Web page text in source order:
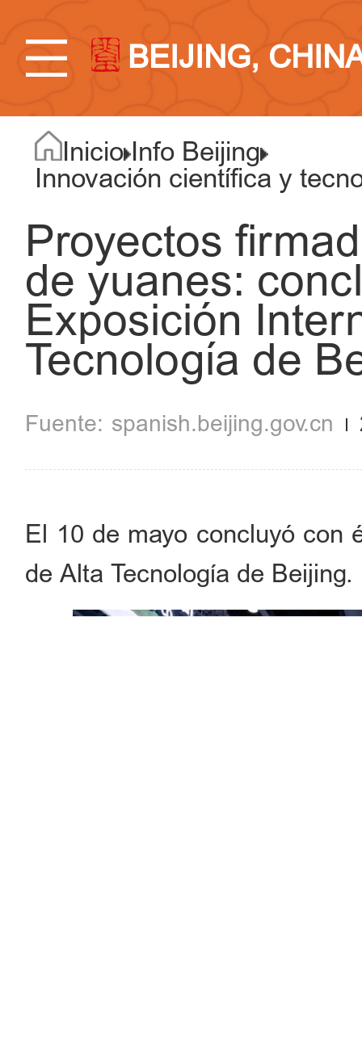
BEIJING,
Inicio Info Beijing
Innovación científica y
Proyectos
de yuanes:
Exposición
Tecnología de
spanish.beijing.gov.cn
El 10 de mayo concluyó con
de Alta Tecnología de Beijing.